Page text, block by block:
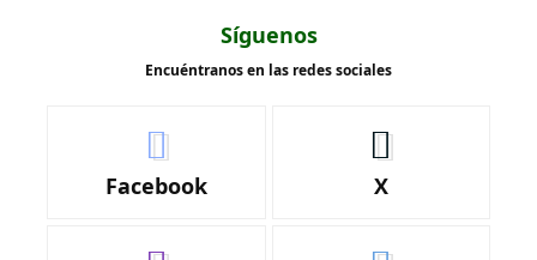
Síguenos
Encuéntranos en las redes sociales
Facebook X